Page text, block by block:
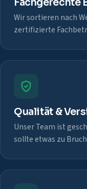
Fachgerechte
Wir sortieren nach
zertifizierte
Qualität &
Unser Team ist
sollte etwas zu